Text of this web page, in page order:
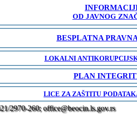
OD JAVNOG
BESPLATNA
LOKALNI
PLAN
LICE ZA ZAŠTITU
2970-260; office@beocin.ls.gov.rs